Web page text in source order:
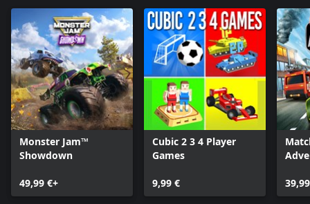
Monster Jam™
Showdown
49,99 €+
Cubic 2 3 4 Player
Games
9,99 €